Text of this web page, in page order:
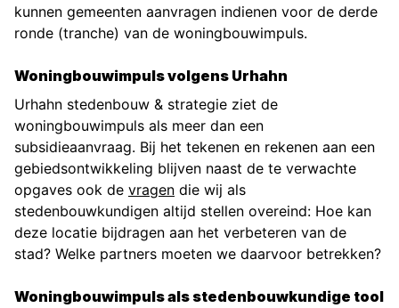
kunnen gemeenten aanvragen indienen voor de derde
ronde (tranche) van de woningbouwimpuls.
Woningbouwimpuls volgens Urhahn
Urhahn stedenbouw & strategie ziet de
woningbouwimpuls als meer dan een
subsidieaanvraag. Bij het tekenen en rekenen aan een
gebiedsontwikkeling blijven naast de te verwachte
opgaves ook de vragen die wij als
stedenbouwkundigen altijd stellen overeind: Hoe kan
deze locatie bijdragen aan het verbeteren van de
stad? Welke partners moeten we daarvoor betrekken?
Woningbouwimpuls als stedenbouwkundige tool